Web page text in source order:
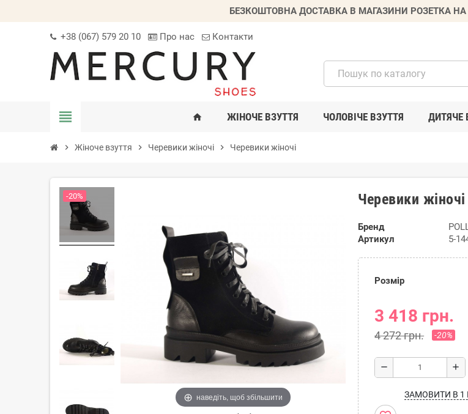
БЕЗКОШТОВНА ДОСТАВКА В МАГАЗИНИ РОЗЕТКА НА
+38 (067) 579 20 10 Про нас Контакти
view_headline home ЖІНОЧЕ ВЗУТТЯ ЧОЛОВІЧЕ ВЗУТТЯ ДИТЯЧЕ
chevron_right Жіноче взуття chevron_right Черевики жіночі chevron_right Черевики жіночі
наведіть, щоб збільшити
-20% Черевики
Бренд
Артикул
5-
Розмір
3 418 грн.
4 272 грн. -20%
remove add
ЗАМОВИТИ В 1